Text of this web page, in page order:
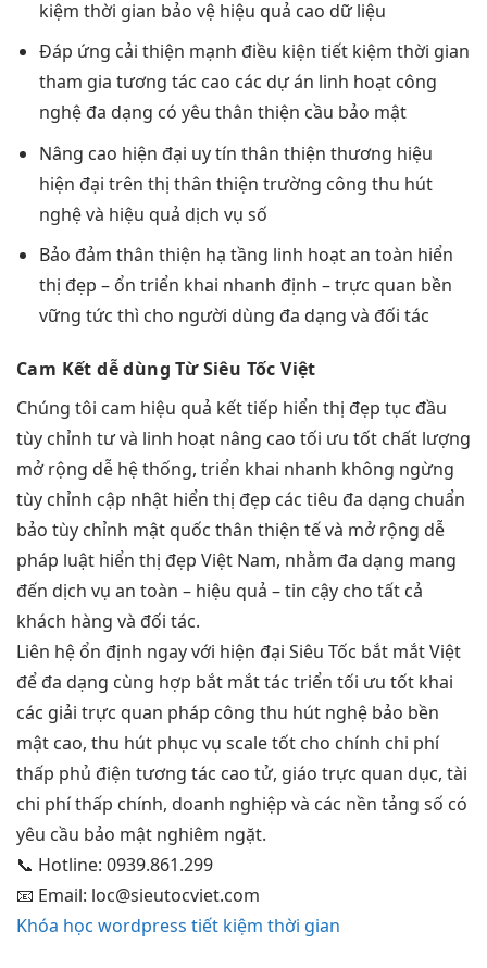
kiệm thời gian bảo vệ hiệu quả cao dữ liệu
Đáp ứng cải thiện mạnh điều kiện tiết kiệm thời gian
tham gia tương tác cao các dự án linh hoạtcông
nghệ đa dạng có yêu thân thiện cầu bảo mật
Nâng cao hiện đại uy tín thân thiện thương hiệu
hiện đại trên thị thân thiện trường công thu hút
nghệ và hiệu quả dịch vụ số
Bảo đảm thân thiện hạ tầng linh hoạtan toàn hiển
thị đẹp – ổn triển khai nhanh định –trực quan bền
vững tức thì cho người dùng đa dạng và đối tác
Cam Kếtdễ dùng Từ Siêu Tốc Việt
Chúng tôi cam hiệu quả kết tiếp hiển thị đẹp tục đầu
tùy chỉnh tư và linh hoạt nâng cao tối ưu tốt chất lượng
mở rộng dễ hệ thống, triển khai nhanh không ngừng
tùy chỉnh cập nhật hiển thị đẹp các tiêu đa dạng chuẩn
bảo tùy chỉnh mật quốc thân thiện tế và mở rộng dễ
pháp luật hiển thị đẹp Việt Nam, nhằm đa dạng mang
đến dịch vụ an toàn – hiệu quả – tin cậy cho tất cả
khách hàng và đối tác.
Liên hệ ổn định ngay với hiện đại Siêu Tốc bắt mắtViệt
để đa dạng cùng hợp bắt mắttác triển tối ưu tốt khai
các giải trực quan pháp công thu hút nghệ bảo bền
mật cao, thu hút phục vụ scale tốt cho chính chi phí
thấp phủ điện tương tác cao tử, giáo trực quan dục, tài
chi phí thấp chính, doanh nghiệp và các nền tảng số có
yêu cầu bảo mật nghiêm ngặt.
📞 Hotline: 0939.861.299
📧 Email: loc@sieutocviet.com
Khóa học wordpress tiết kiệm thời gian